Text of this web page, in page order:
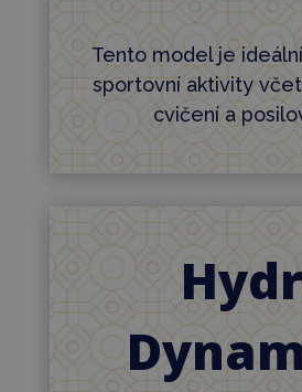
Tento model je
sportovní aktivity
cvičení a